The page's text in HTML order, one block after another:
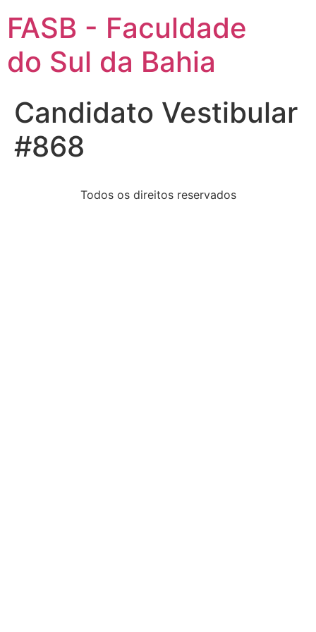
FASB - Faculdade
do Sul da Bahia
Candidato Vestibular
#868
Todos os direitos reservados